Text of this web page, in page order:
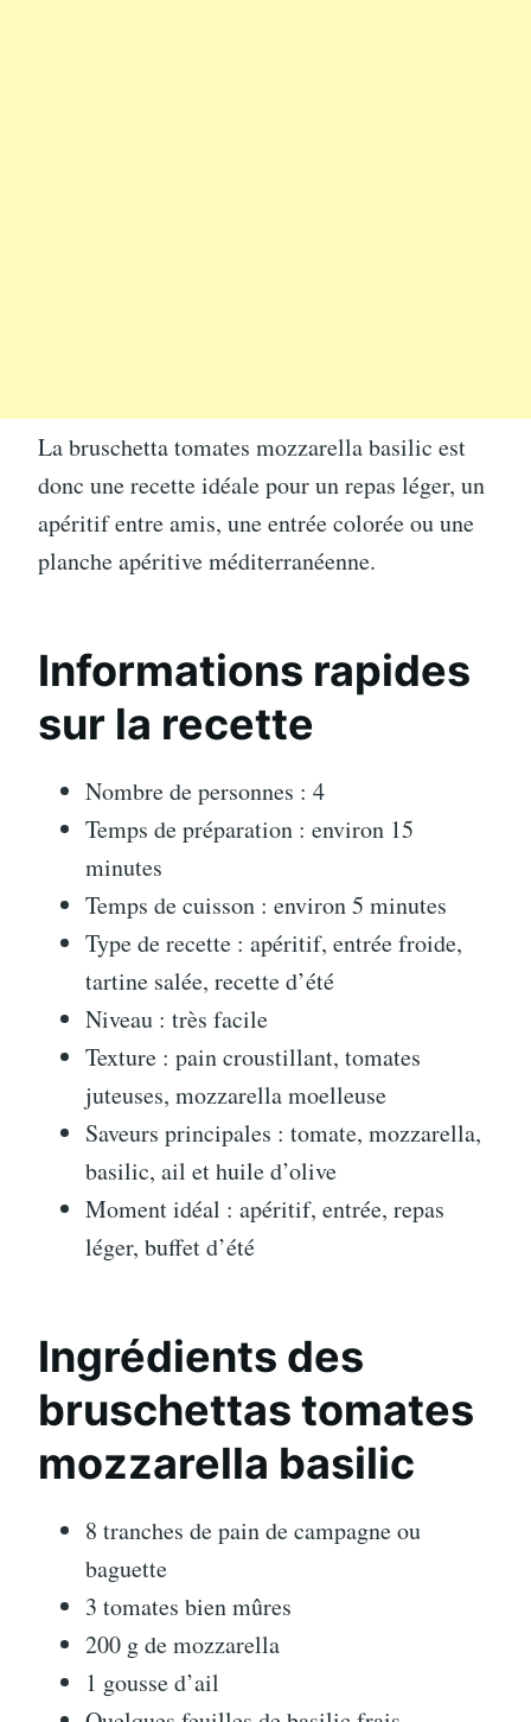
La bruschetta tomates mozzarella basilic est
donc une recette idéale pour un repas léger, un
apéritif entre amis, une entrée colorée ou une
planche apéritive méditerranéenne.
Informations rapides
sur la recette
Nombre de personnes : 4
Temps de préparation : environ 15
minutes
Temps de cuisson : environ 5 minutes
Type de recette : apéritif, entrée froide,
tartine salée, recette d’été
Niveau : très facile
Texture : pain croustillant, tomates
juteuses, mozzarella moelleuse
Saveurs principales : tomate, mozzarella,
basilic, ail et huile d’olive
Moment idéal : apéritif, entrée, repas
léger, buffet d’été
Ingrédients des
bruschettas tomates
mozzarella basilic
8 tranches de pain de campagne ou
baguette
3 tomates bien mûres
200 g de mozzarella
1 gousse d’ail